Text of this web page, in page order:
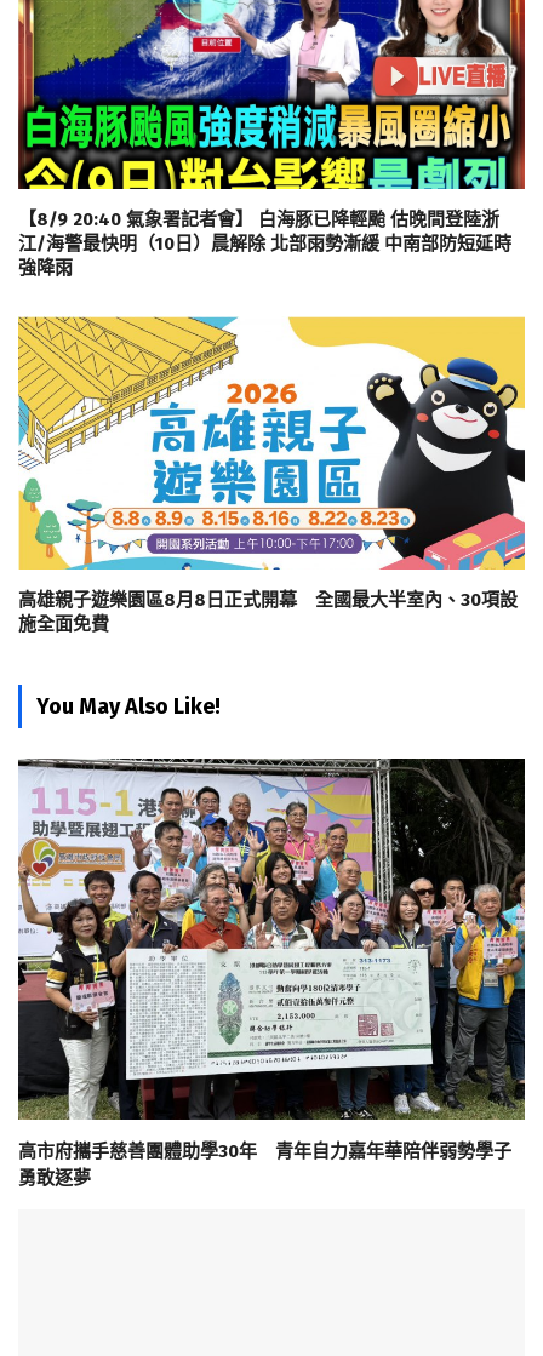
【8/9 20:40 氣象署記者會】 白海豚已降輕颱 估晚間登陸浙
江/海警最快明（10日）晨解除 北部雨勢漸緩 中南部防短延時
強降雨
高雄親子遊樂園區8月8日正式開幕 全國最大半室內、30項設
施全面免費
You May Also Like!
高市府攜手慈善團體助學30年 青年自力嘉年華陪伴弱勢學子
勇敢逐夢